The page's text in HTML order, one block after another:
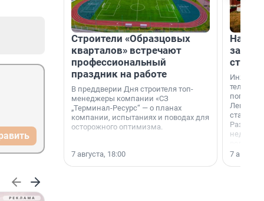
Строители «Образцовых
кварталов» встречают
профессиональный
праздник на работе
В преддверии Дня строителя топ-
менеджеры компании «СЗ
„Терминал-Ресурс“ — о планах
компании, испытаниях и поводах для
осторожного оптимизма.
7 августа, 18:00
На
станции
7